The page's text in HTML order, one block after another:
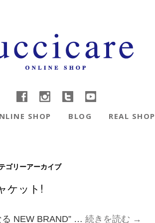
SHOP BLOG REAL SHOP
ゴリーアーカイブ
ケット!
NEW BRAND” … 続きを読む →